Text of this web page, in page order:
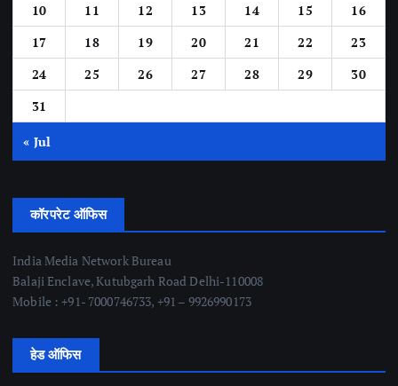
10
11 12 13 14 15
16
17
18 19 20 21 22
23
24
25 26 27 28 29
30
31
« Jul
कॉरपरेट ऑफिस
India Media Network Bureau
Balaji Enclave, Kutubgarh Road Delhi-110008
Mobile : +91- 7000746733, +91 – 9926990173
हेड ऑफिस